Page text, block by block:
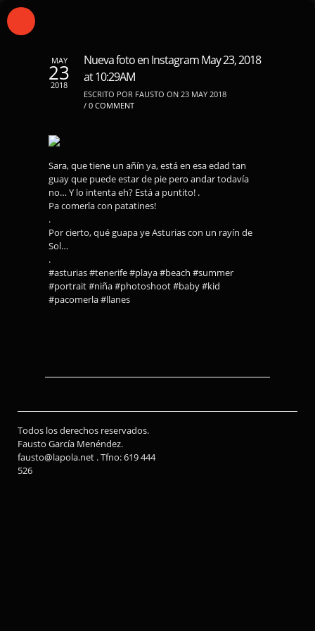
MAY
23
2018
Nueva foto en Instagram May 23, 2018
at 10:29AM
ESCRITO POR FAUSTO ON 23 MAY 2018
/ 0 COMMENT
Sara, que tiene un añín ya, está en esa edad tan
guay que puede estar de pie pero andar todavía
no… Y lo intenta eh? Está a puntito! .
Pa comerla con patatines!
.
Por cierto, qué guapa ye Asturias con un rayín de
Sol…
.
#asturias #tenerife #playa #beach #summer
#portrait #niña #photoshoot #baby #kid
#pacomerla #llanes
Todos los derechos reservados.
Fausto García Menéndez.
fausto@lapola.net . Tfno: 619 444
526